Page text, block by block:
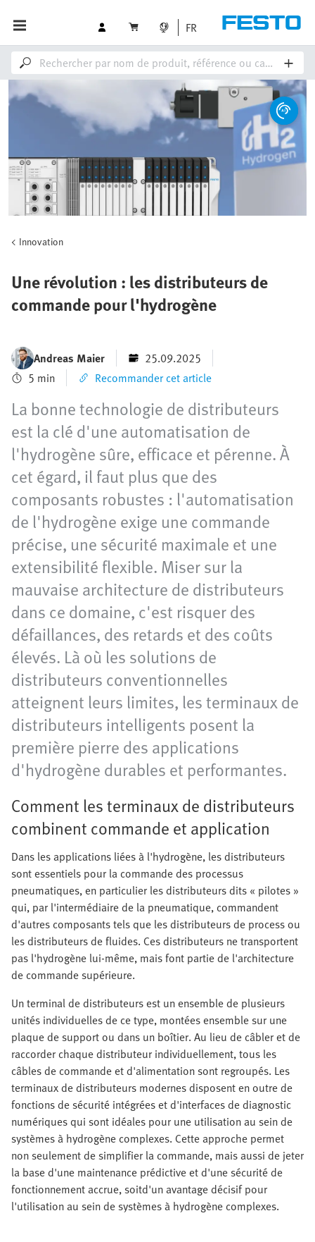
FR
Innovation
Une révolution : les distributeurs de
commande pour l'hydrogène
Andreas Maier
25.09.2025
5 min
Recommander cet article
La bonne technologie de distributeurs
est la clé d'une automatisation de
l'hydrogène sûre, efficace et pérenne. À
cet égard, il faut plus que des
composants robustes : l'automatisation
de l'hydrogène exige une commande
précise, une sécurité maximale et une
extensibilité flexible. Miser sur la
mauvaise architecture de distributeurs
dans ce domaine, c'est risquer des
défaillances, des retards et des coûts
élevés. Là où les solutions de
distributeurs conventionnelles
atteignent leurs limites, les terminaux de
distributeurs intelligents posent la
première pierre des applications
d'hydrogène durables et performantes.
Comment les terminaux de distributeurs
combinent commande et application
Dans les applications liées à l'hydrogène, les distributeurs
sont essentiels pour la commande des processus
pneumatiques, en particulier les distributeurs dits « pilotes »
qui, par l'intermédiaire de la pneumatique, commandent
d'autres composants tels que les distributeurs de process ou
les distributeurs de fluides. Ces distributeurs ne transportent
pas l'hydrogène lui-même, mais font partie de l'architecture
de commande supérieure.
Un terminal de distributeurs est un ensemble de plusieurs
unités individuelles de ce type, montées ensemble sur une
plaque de support ou dans un boîtier. Au lieu de câbler et de
raccorder chaque distributeur individuellement, tous les
câbles de commande et d'alimentation sont regroupés. Les
terminaux de distributeurs modernes disposent en outre de
fonctions de sécurité intégrées et d'interfaces de diagnostic
numériques qui sont idéales pour une utilisation au sein de
systèmes à hydrogène complexes. Cette approche permet
non seulement de simplifier la commande, mais aussi de jeter
la base d'une maintenance prédictive et d'une sécurité de
fonctionnement accrue, soitd'un avantage décisif pour
l'utilisation au sein de systèmes à hydrogène complexes.